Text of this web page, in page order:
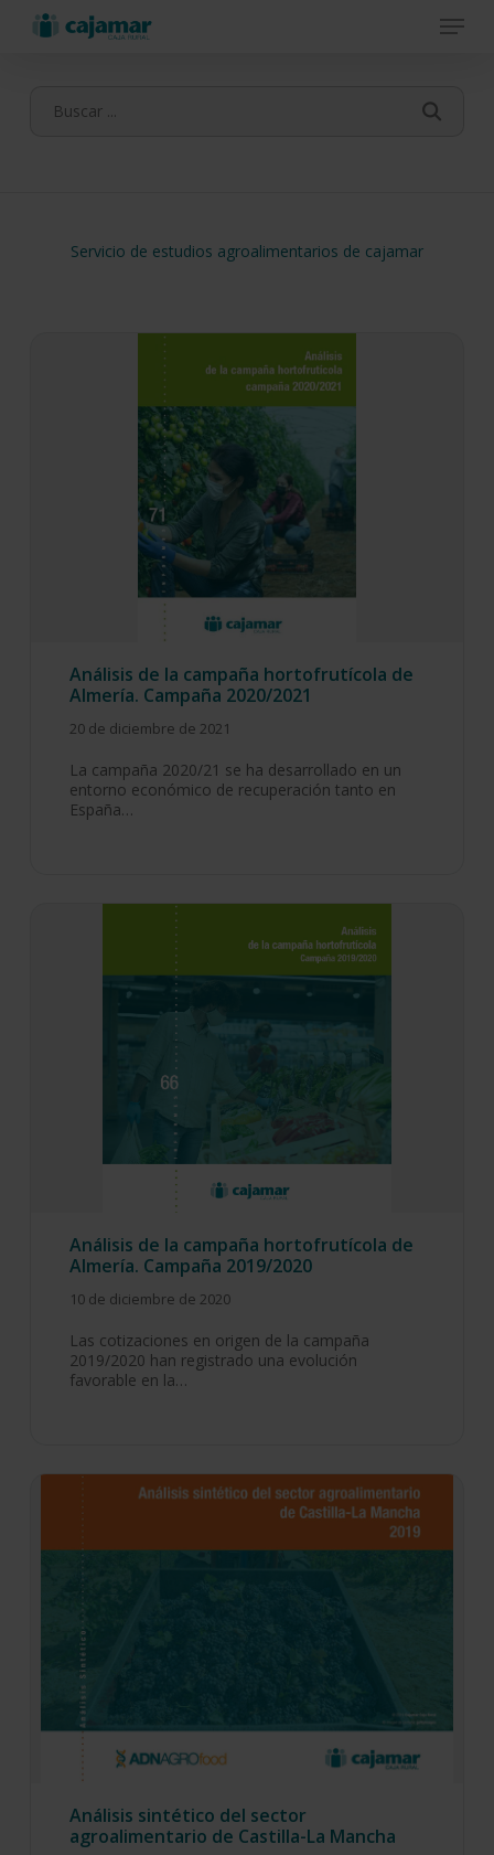
Menu
Servicio de estudios agroalimentarios de cajamar
Análisis de la campaña hortofrutícola de
Almería. Campaña 2020/2021
20 de diciembre de 2021
La campaña 2020/21 se ha desarrollado en un
entorno económico de recuperación tanto en
España…
Análisis de la campaña hortofrutícola de
Almería. Campaña 2019/2020
10 de diciembre de 2020
Las cotizaciones en origen de la campaña
2019/2020 han registrado una evolución
favorable en la…
Análisis sintético del sector
agroalimentario de Castilla-La Mancha